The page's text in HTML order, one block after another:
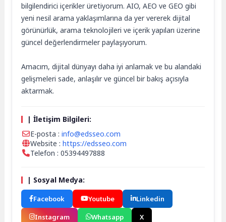
bilgilendirici içerikler üretiyorum. AIO, AEO ve GEO gibi
yeni nesil arama yaklaşımlarına da yer vererek dijital
görünürlük, arama teknolojileri ve içerik yapıları üzerine
güncel değerlendirmeler paylaşıyorum.
Amacım, dijital dünyayı daha iyi anlamak ve bu alandaki
gelişmeleri sade, anlaşılır ve güncel bir bakış açısıyla
aktarmak.
| İletişim Bilgileri:
E-posta :info@edsseo.com
Website :https://edsseo.com
Telefon : 05394497888
| Sosyal Medya:
Facebook Youtube
Linkedin
Instagram
Whatsapp X